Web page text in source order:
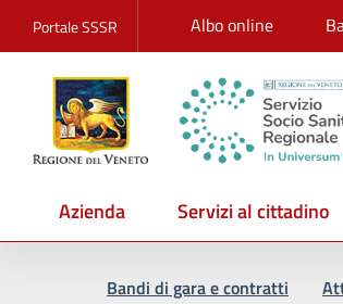
Portale SSSR Albo online
Azienda Servizi al cittadino
Bandi di gara e contratti